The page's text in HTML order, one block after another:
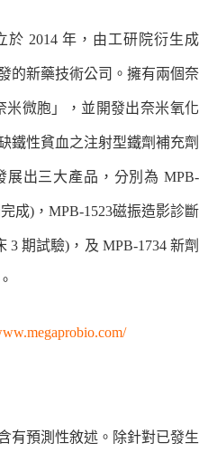
於 2014 年，由工研院衍生成
的新藥技術公司。擁有兩個奈
米微胞」，並開發出奈米氧化
鐵性貧血之注射型鐵劑補充劑
出三大產品，分別為 MPB-
成)，MPB-1523磁振造影診斷
期試驗)，及 MPB-1734 新劑
有預測性敘述。除針對已發生